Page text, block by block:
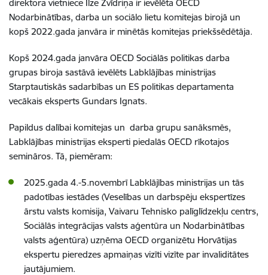
direktora vietniece Ilze Zvīdriņa ir ievēlēta OECD
Nodarbinātības, darba un sociālo lietu komitejas birojā un
kopš 2022.gada janvāra ir minētās komitejas priekšsēdētāja.
Kopš 2024.gada janvāra OECD Sociālās politikas darba
grupas biroja sastāvā ievēlēts Labklājības ministrijas
Starptautiskās sadarbības un ES politikas departamenta
vecākais eksperts Gundars Ignats.
Papildus dalībai komitejas un darba grupu sanāksmēs,
Labklājības ministrijas eksperti piedalās OECD rīkotajos
semināros. Tā, piemēram:
2025.gada 4.-5.novembrī Labklājības ministrijas un tās
padotības iestādes (Veselības un darbspēju ekspertīzes
ārstu valsts komisija, Vaivaru Tehnisko palīglīdzekļu centrs,
Sociālās integrācijas valsts aģentūra un Nodarbinātības
valsts aģentūra) uzņēma OECD organizētu Horvātijas
ekspertu pieredzes apmaiņas vizīti vizīte par invaliditātes
jautājumiem.